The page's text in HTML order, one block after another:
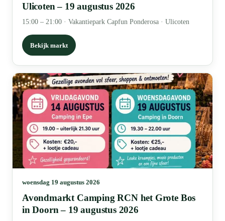
Ulicoten – 19 augustus 2026
15:00 – 21:00 · Vakantiepark Capfun Ponderosa · Ulicoten
Bekijk markt
woensdag 19 augustus 2026
Avondmarkt Camping RCN het Grote Bos
in Doorn – 19 augustus 2026